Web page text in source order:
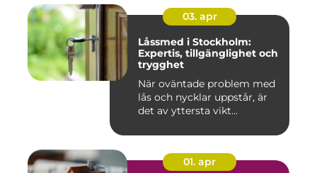
03. apr
Låssmed i Stockholm:
Expertis, tillgänglighet och
trygghet
När oväntade problem med
lås och nycklar uppstår, är
det av yttersta vikt...
01. apr